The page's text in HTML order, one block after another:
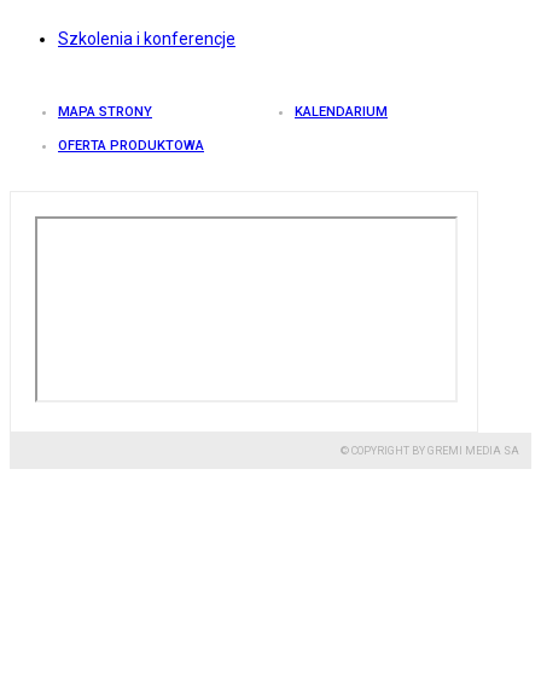
Szkolenia i konferencje
MAPA STRONY KALENDARIUM
OFERTA PRODUKTOWA
© COPYRIGHT BY GREMI MEDIA SA